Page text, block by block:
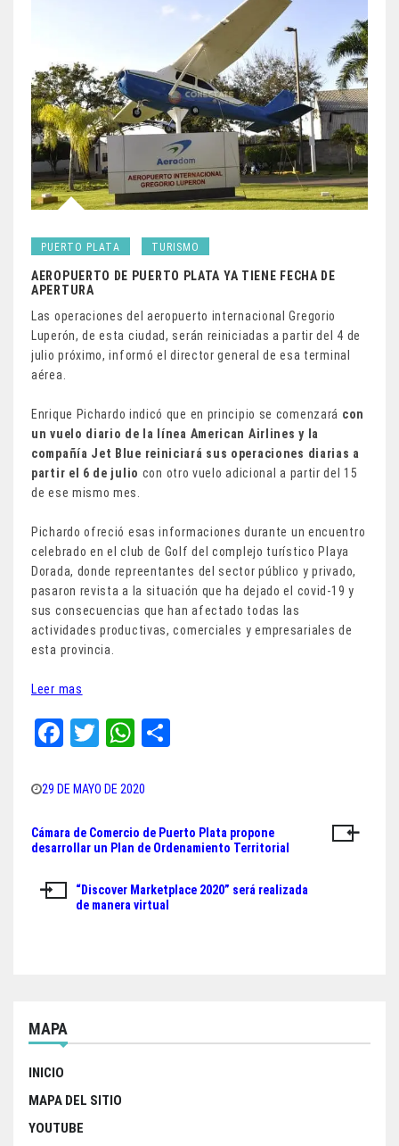
PUERTO PLATA TURISMO
AEROPUERTO DE PUERTO PLATA YA TIENE FECHA DE
APERTURA
Las operaciones del aeropuerto internacional Gregorio
Luperón, de esta ciudad, serán reiniciadas a partir del 4 de
julio próximo, informó el director general de esa terminal
aérea.
Enrique Pichardo indicó que en principio se comenzará con
un vuelo diario de la línea American Airlines y la
compañía Jet Blue reiniciará sus operaciones diarias a
partir el 6 de julio con otro vuelo adicional a partir del 15
de ese mismo mes.
Pichardo ofreció esas informaciones durante un encuentro
celebrado en el club de Golf del complejo turístico Playa
Dorada, donde repreentantes del sector público y privado,
pasaron revista a la situación que ha dejado el covid-19 y
sus consecuencias que han afectado todas las
actividades productivas, comerciales y empresariales de
esta provincia.
Leer mas
Fa
bo
ok
T
tt
W
ts
A
pp
29 DE MAYO DE 2020
Navegación
entradas
Cámara de Comercio de Puerto Plata propone
desarrollar un Plan de Ordenamiento Territorial
“Discover Marketplace 2020” será realizada
de manera virtual
MAPA
INICIO
MAPA DEL SITIO
YOUTUBE